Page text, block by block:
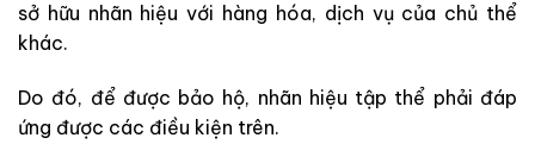
sở hữu nhãn hiệu với hàng hóa, dịch vụ của chủ thể
khác.
Do đó, để được bảo hộ, nhãn hiệu tập thể phải đáp
ứng được các điều kiện trên.